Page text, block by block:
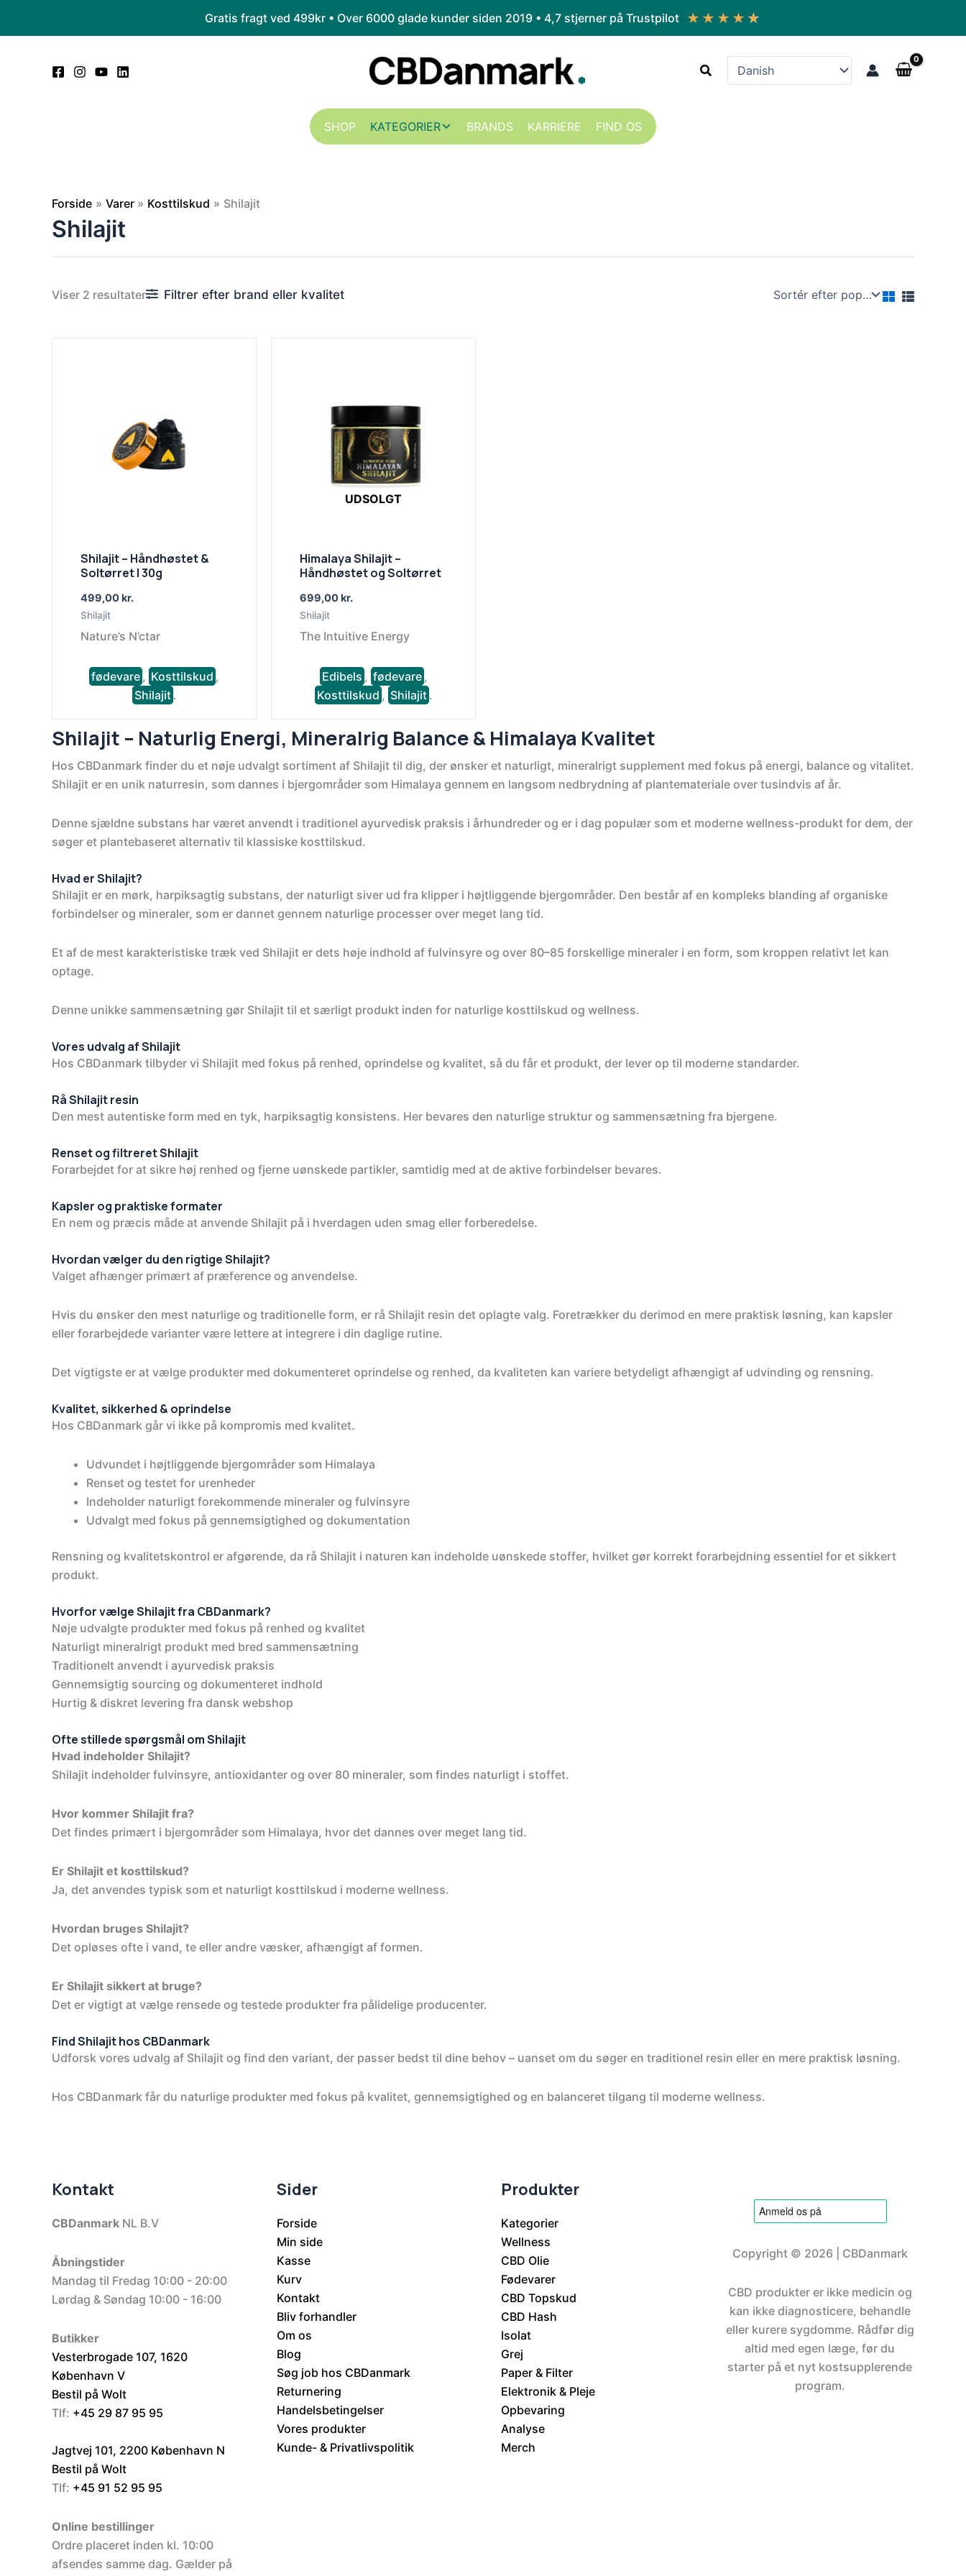
Gratis fragt ved 499kr • Over 6000 glade kunder siden 2019 • 4,7 stjerner på Trustpilot ★ ★ ★ ★ ★
Søg
SHOP KATEGORIER BRANDS KARRIERE FIND OS
Forside Varer Kosttilskud Shilajit
Shilajit
Viser 2 resultaterSorteret
Filtrer efter brand eller kvalitet
Shilajit – Håndhøstet &
Soltørret | 30g
499,00kr.
Shilajit
Nature’s N’ctar
fødevare , Kosttilskud ,
Shilajit .
UDSOLGT
Himalaya Shilajit –
Håndhøstet og Soltørret
699,00kr.
Shilajit
The Intuitive Energy
Edibels , fødevare ,
Kosttilskud , Shilajit .
Shilajit – Naturlig Energi, Mineralrig Balance & Himalaya Kvalitet
Hos CBDanmark finder du et nøje udvalgt sortiment af Shilajit til dig, der ønsker et naturligt, mineralrigt supplement med fokus på energi, balance og vitalitet.
Shilajit er en unik naturresin, som dannes i bjergområder som Himalaya gennem en langsom nedbrydning af plantemateriale over tusindvis af år.
Denne sjældne substans har været anvendt i traditionel ayurvedisk praksis i århundreder og er i dag populær som et moderne wellness-produkt for dem, der
søger et plantebaseret alternativ til klassiske kosttilskud.
Hvad er Shilajit?
Shilajit er en mørk, harpiksagtig substans, der naturligt siver ud fra klipper i højtliggende bjergområder. Den består af en kompleks blanding af organiske
forbindelser og mineraler, som er dannet gennem naturlige processer over meget lang tid.
Et af de mest karakteristiske træk ved Shilajit er dets høje indhold af fulvinsyre og over 80–85 forskellige mineraler i en form, som kroppen relativt let kan
optage.
Denne unikke sammensætning gør Shilajit til et særligt produkt inden for naturlige kosttilskud og wellness.
Vores udvalg af Shilajit
Hos CBDanmark tilbyder vi Shilajit med fokus på renhed, oprindelse og kvalitet, så du får et produkt, der lever op til moderne standarder.
Rå Shilajit resin
Den mest autentiske form med en tyk, harpiksagtig konsistens. Her bevares den naturlige struktur og sammensætning fra bjergene.
Renset og filtreret Shilajit
Forarbejdet for at sikre høj renhed og fjerne uønskede partikler, samtidig med at de aktive forbindelser bevares.
Kapsler og praktiske formater
En nem og præcis måde at anvende Shilajit på i hverdagen uden smag eller forberedelse.
Hvordan vælger du den rigtige Shilajit?
Valget afhænger primært af præference og anvendelse.
Hvis du ønsker den mest naturlige og traditionelle form, er rå Shilajit resin det oplagte valg. Foretrækker du derimod en mere praktisk løsning, kan kapsler
eller forarbejdede varianter være lettere at integrere i din daglige rutine.
Det vigtigste er at vælge produkter med dokumenteret oprindelse og renhed, da kvaliteten kan variere betydeligt afhængigt af udvinding og rensning.
Kvalitet, sikkerhed & oprindelse
Hos CBDanmark går vi ikke på kompromis med kvalitet.
Udvundet i højtliggende bjergområder som Himalaya
Renset og testet for urenheder
Indeholder naturligt forekommende mineraler og fulvinsyre
Udvalgt med fokus på gennemsigtighed og dokumentation
Rensning og kvalitetskontrol er afgørende, da rå Shilajit i naturen kan indeholde uønskede stoffer, hvilket gør korrekt forarbejdning essentiel for et sikkert
produkt.
Hvorfor vælge Shilajit fra CBDanmark?
Nøje udvalgte produkter med fokus på renhed og kvalitet
Naturligt mineralrigt produkt med bred sammensætning
Traditionelt anvendt i ayurvedisk praksis
Gennemsigtig sourcing og dokumenteret indhold
Hurtig & diskret levering fra dansk webshop
Ofte stillede spørgsmål om Shilajit
Hvad indeholder Shilajit?
Shilajit indeholder fulvinsyre, antioxidanter og over 80 mineraler, som findes naturligt i stoffet.
Hvor kommer Shilajit fra?
Det findes primært i bjergområder som Himalaya, hvor det dannes over meget lang tid.
Er Shilajit et kosttilskud?
Ja, det anvendes typisk som et naturligt kosttilskud i moderne wellness.
Hvordan bruges Shilajit?
Det opløses ofte i vand, te eller andre væsker, afhængigt af formen.
Er Shilajit sikkert at bruge?
Det er vigtigt at vælge rensede og testede produkter fra pålidelige producenter.
Find Shilajit hos CBDanmark
Udforsk vores udvalg af Shilajit og find den variant, der passer bedst til dine behov – uanset om du søger en traditionel resin eller en mere praktisk løsning.
Hos CBDanmark får du naturlige produkter med fokus på kvalitet, gennemsigtighed og en balanceret tilgang til moderne wellness.
Kontakt
CBDanmark NL B.V
Åbningstider
Mandag til Fredag 10:00 - 20:00
Lørdag & Søndag 10:00 - 16:00
Butikker
Vesterbrogade 107, 1620
København V
Bestil på Wolt
Tlf: +45 29 87 95 95
Jagtvej 101, 2200 København N
Bestil på Wolt
Tlf: +45 91 52 95 95
Online bestillinger
Ordre placeret inden kl. 10:00
afsendes samme dag. Gælder på
Sider
Forside
Min side
Kasse
Kurv
Kontakt
Bliv forhandler
Om os
Blog
Søg job hos CBDanmark
Returnering
Handelsbetingelser
Vores produkter
Kunde- & Privatlivspolitik
Produkter
Kategorier
Wellness
CBD Olie
Fødevarer
CBD Topskud
CBD Hash
Isolat
Grej
Paper & Filter
Elektronik & Pleje
Opbevaring
Analyse
Merch
Copyright © 2026 | CBDanmark
CBD produkter er ikke medicin og
kan ikke diagnosticere, behandle
eller kurere sygdomme. Rådfør dig
altid med egen læge, før du
starter på et nyt kostsupplerende
program.
Vi giver 20% på første ordre